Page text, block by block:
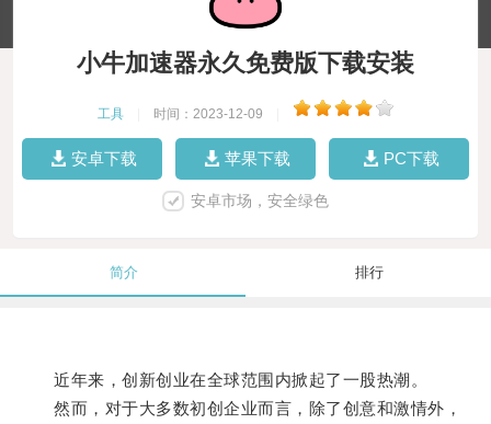
小牛加速器永久免费版下载安装
工具 时间：2023-12-09
安卓下载 苹果下载 PC下载
安卓市场，安全绿色
简介 排行
近年来，创新创业在全球范围内掀起了一股热潮。
然而，对于大多数初创企业而言，除了创意和激情外，